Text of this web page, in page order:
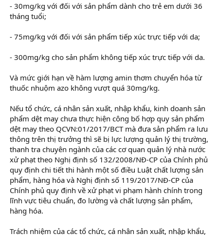
- 30mg/kg với đối với sản phẩm dành cho trẻ em dưới 36
tháng tuổi;
- 75mg/kg với đối với sản phẩm tiếp xúc trực tiếp với da;
- 300mg/kg cho sản phẩm không tiếp xúc trực tiếp với da.
Và mức giới hạn về hàm lượng amin thơm chuyển hóa từ
thuốc nhuộm azo không vượt quá 30mg/kg.
Nếu tổ chức, cá nhân sản xuất, nhập khẩu, kinh doanh sản
phẩm dệt may chưa thực hiện công bố hợp quy sản phẩm
dệt may theo QCVN:01/2017/BCT mà đưa sản phẩm ra lưu
thông trên thị trưởng thì sẽ bị lực lượng quản lý thị trường,
thanh tra chuyên ngành của các cơ quan quản lý nhà nước
xử phạt theo Nghị định số 132/2008/NĐ-CP của Chính phủ
quy định chi tiết thi hành một số điều Luật chất lượng sản
phẩm, hàng hóa và Nghị định số 119/2017/NĐ-CP của
Chính phủ quy định về xử phạt vi phạm hành chính trong
lĩnh vực tiêu chuẩn, đo lường và chất lượng sản phẩm,
hàng hóa.
Trách nhiệm của các tổ chức, cá nhân sản xuất, nhập khẩu,